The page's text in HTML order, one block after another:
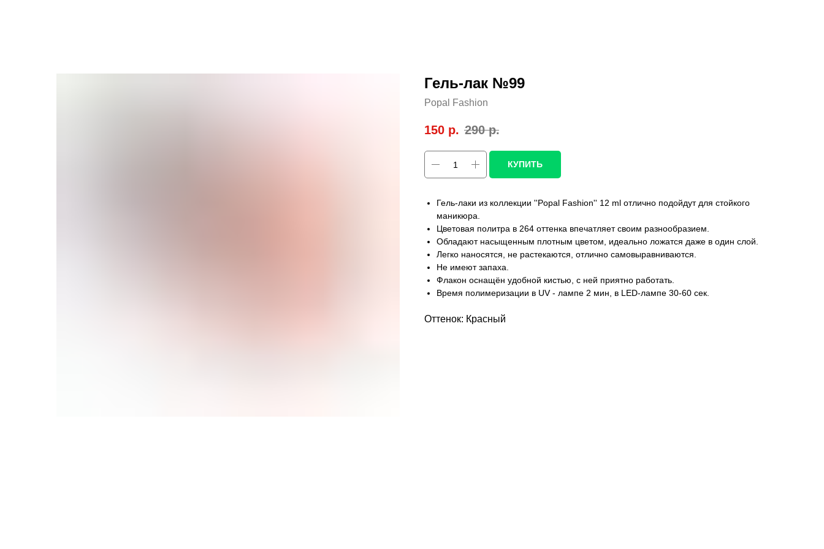
Гель-лак №99
Popal Fashion
150 р. 290 р.
КУПИТЬ
Гель-лаки из коллекции ''Popal Fashion'' 12 ml отлично подойдут для стойкого
маникюра.
Цветовая политра в 264 оттенка впечатляет своим разнообразием.
Обладают насыщенным плотным цветом, идеально ложатся даже в один слой.
Легко наносятся, не растекаются, отлично самовыравниваются.
Не имеют запаха.
Флакон оснащён удобной кистью, с ней приятно работать.
Время полимеризации в UV - лампе 2 мин, в LED-лампе 30-60 сек.
Оттенок: Красный